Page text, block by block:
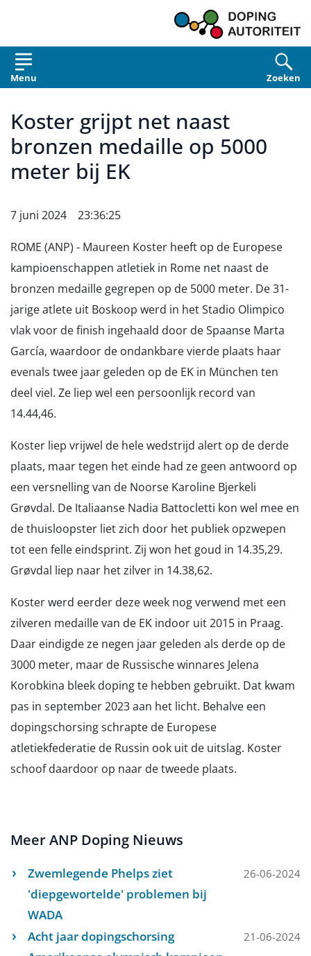
Menu Zoeken
Koster grijpt net naast
bronzen medaille op 5000
meter bij EK
7 juni 2024 23:36:25
ROME (ANP) - Maureen Koster heeft op de Europese
kampioenschappen atletiek in Rome net naast de
bronzen medaille gegrepen op de 5000 meter. De 31-
jarige atlete uit Boskoop werd in het Stadio Olimpico
vlak voor de finish ingehaald door de Spaanse Marta
García, waardoor de ondankbare vierde plaats haar
evenals twee jaar geleden op de EK in München ten
deel viel. Ze liep wel een persoonlijk record van
14.44,46.
Koster liep vrijwel de hele wedstrijd alert op de derde
plaats, maar tegen het einde had ze geen antwoord op
een versnelling van de Noorse Karoline Bjerkeli
Grøvdal. De Italiaanse Nadia Battocletti kon wel mee en
de thuisloopster liet zich door het publiek opzwepen
tot een felle eindsprint. Zij won het goud in 14.35,29.
Grøvdal liep naar het zilver in 14.38,62.
Koster werd eerder deze week nog verwend met een
zilveren medaille van de EK indoor uit 2015 in Praag.
Daar eindigde ze negen jaar geleden als derde op de
3000 meter, maar de Russische winnares Jelena
Korobkina bleek doping te hebben gebruikt. Dat kwam
pas in september 2023 aan het licht. Behalve een
dopingschorsing schrapte de Europese
atletiekfederatie de Russin ook uit de uitslag. Koster
schoof daardoor op naar de tweede plaats.
Meer ANP Doping Nieuws
Zwemlegende Phelps ziet
'diepgewortelde' problemen bij
WADA
26-06-2024
Acht jaar dopingschorsing
21-06-2024